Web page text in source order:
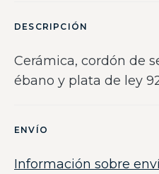
DESCRIPCIÓN
Cerámica, cordón de
ébano y plata de ley
ENVÍO
Información sobre